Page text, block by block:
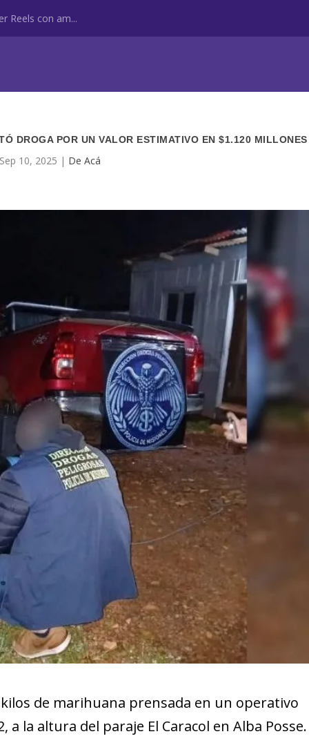
Reels con am...
DROGA POR UN VALOR ESTIMATIVO EN $1.120 MILLONES
Sep 10, 2025 | De Acá
de marihuana prensada en un operativo
a la altura del paraje El Caracol en Alba Posse.